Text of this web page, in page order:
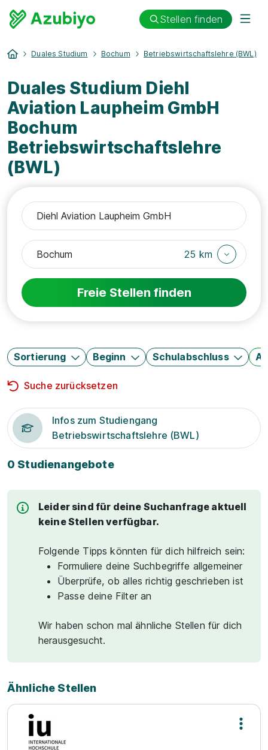
Stellen finden
Duales Studium Bochum Betriebswirtschaftslehre (BWL)
Duales Studium Diehl
Aviation Laupheim GmbH
Bochum
Betriebswirtschaftslehre
(BWL)
25 km
Freie Stellen finden
Sortierung Beginn Schulabschluss
Suche zurücksetzen
Infos zum Studiengang
Betriebswirtschaftslehre (BWL)
0 Studienangebote
Leider sind für deine Suchanfrage aktuell
keine Stellen verfügbar.
Folgende Tipps könnten für dich hilfreich sein:
Formuliere deine Suchbegriffe allgemeiner
Überprüfe, ob alles richtig geschrieben ist
Passe deine Filter an
Wir haben schon mal ähnliche Stellen für dich
herausgesucht.
Ähnliche Stellen